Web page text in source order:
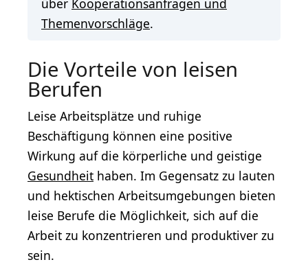
über Kooperationsanfragen und
Themenvorschläge.
Die Vorteile von leisen
Berufen
Leise Arbeitsplätze und ruhige
Beschäftigung können eine positive
Wirkung auf die körperliche und geistige
Gesundheit haben. Im Gegensatz zu lauten
und hektischen Arbeitsumgebungen bieten
leise Berufe die Möglichkeit, sich auf die
Arbeit zu konzentrieren und produktiver zu
sein.